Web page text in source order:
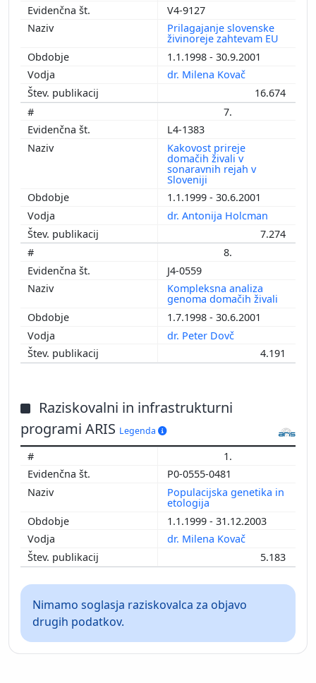
V4-9127
Prilagajanje slovenske
živinoreje zahtevam EU
1.1.1998 - 30.9.2001
dr. Milena Kovač
16.674
7.
L4-1383
Kakovost prireje
domačih živali v
sonaravnih rejah v
Sloveniji
1.1.1999 - 30.6.2001
dr. Antonija Holcman
7.274
8.
J4-0559
Kompleksna analiza
genoma domačih živali
1.7.1998 - 30.6.2001
dr. Peter Dovč
4.191
Raziskovalni in infrastrukturni
programi ARIS Legenda
1.
P0-0555-0481
Populacijska genetika in
etologija
1.1.1999 - 31.12.2003
dr. Milena Kovač
5.183
Nimamo soglasja raziskovalca za objavo
drugih podatkov.